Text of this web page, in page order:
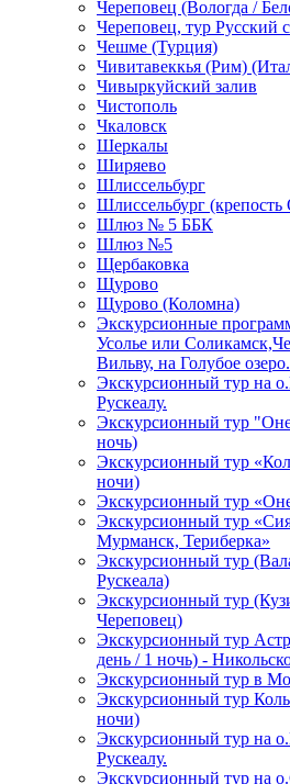
Череповец (Вологда /
Череповец, тур Русский
Чешме (Турция)
Чивитавеккья (Рим)
Чивыркуйский залив
Чистополь
Чкаловск
Шеркалы
Ширяево
Шлиссельбург
Шлиссельбург
Шлюз № 5 ББК
Шлюз №5
Щербаковка
Щурово
Щурово (Коломна)
Экскурсионные
Усолье или
Вильву, на Голубое озеро.
Экскурсионный тур на
Рускеалу.
Экскурсионный тур
ночь)
Экскурсионный тур
ночи)
Экскурсионный тур
Экскурсионный тур
Мурманск, Териберка»
Экскурсионный тур
Рускеала)
Экскурсионный тур
Череповец)
Экскурсионный тур
день / 1 ночь) -
Экскурсионный тур в
Экскурсионный тур
ночи)
Экскурсионный тур на
Рускеалу.
Экскурсионный тур на